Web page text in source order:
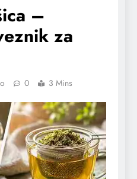
–
za
0 3 Mins